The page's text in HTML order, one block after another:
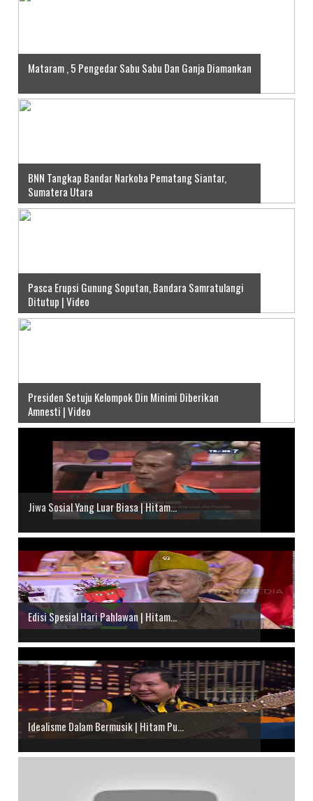
Mataram , 5 Pengedar Sabu Sabu Dan Ganja Diamankan
BNN Tangkap Bandar Narkoba Pematang Siantar,
Sumatera Utara
Pasca Erupsi Gunung Soputan, Bandara Samratulangi
Ditutup | Video
Presiden Setuju Kelompok Din Minimi Diberikan
Amnesti | Video
Jiwa Sosial Yang Luar Biasa | Hitam...
Edisi Spesial Hari Pahlawan | Hitam...
Idealisme Dalam Bermusik | Hitam Pu...